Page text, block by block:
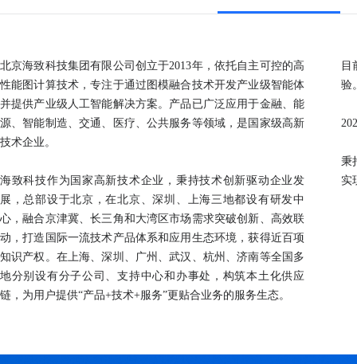
北京海致科技集团有限公司创立于2013年，依托自主可控的高
性能图计算技术，专注于通过图模融合技术开发产业级智能体
并提供产业级人工智能解决方案。产品已广泛应用于金融、能
源、智能制造、交通、医疗、公共服务等领域，是国家级高新
技术企业。
海致科技作为国家高新技术企业，秉持技术创新驱动企业发
展，总部设于北京，在北京、深圳、上海三地都设有研发中
心，融合京津冀、长三角和大湾区市场需求突破创新、高效联
动，打造国际一流技术产品体系和应用生态环境，获得近百项
知识产权。在上海、深圳、广州、武汉、杭州、济南等全国多
地分别设有分子公司、支持中心和办事处，构筑本土化供应
链，为用户提供“产品+技术+服务”更贴合业务的服务生态。
目
验
秉
实